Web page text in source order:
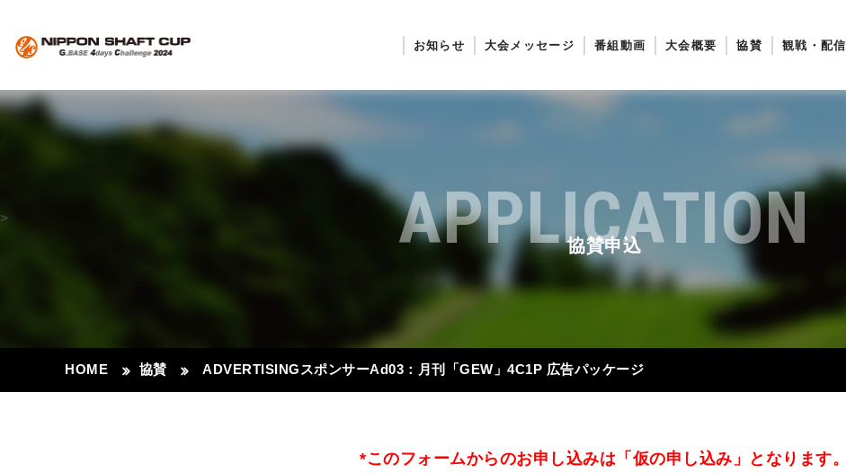
お知らせ 大会メッセージ 番組動画 大会概要 協賛 観戦・配信
APPLICATION
協賛申込
>
HOME 協賛 ADVERTISINGスポンサーAd03：月刊「GEW」4C1P 広告パッケージ
*このフォームからのお申し込みは「仮の申し込み」となります。